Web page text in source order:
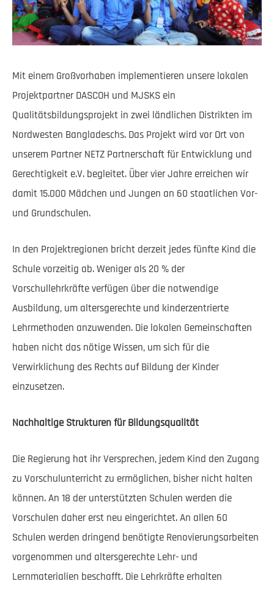
Mit einem Großvorhaben implementieren unsere lokalen
Projektpartner DASCOH und MJSKS ein
Qualitätsbildungsprojekt in zwei ländlichen Distrikten im
Nordwesten Bangladeschs. Das Projekt wird vor Ort von
unserem Partner NETZ Partnerschaft für Entwicklung und
Gerechtigkeit e.V. begleitet. Über vier Jahre erreichen wir
damit 15.000 Mädchen und Jungen an 60 staatlichen Vor-
und Grundschulen.
In den Projektregionen bricht derzeit jedes fünfte Kind die
Schule vorzeitig ab. Weniger als 20 % der
Vorschullehrkräfte verfügen über die notwendige
Ausbildung, um altersgerechte und kinderzentrierte
Lehrmethoden anzuwenden. Die lokalen Gemeinschaften
haben nicht das nötige Wissen, um sich für die
Verwirklichung des Rechts auf Bildung der Kinder
einzusetzen.
Nachhaltige Strukturen für Bildungsqualität
Die Regierung hat ihr Versprechen, jedem Kind den Zugang
zu Vorschulunterricht zu ermöglichen, bisher nicht halten
können. An 18 der unterstützten Schulen werden die
Vorschulen daher erst neu eingerichtet. An allen 60
Schulen werden dringend benötigte Renovierungsarbeiten
vorgenommen und altersgerechte Lehr- und
Lernmaterialien beschafft. Die Lehrkräfte erhalten